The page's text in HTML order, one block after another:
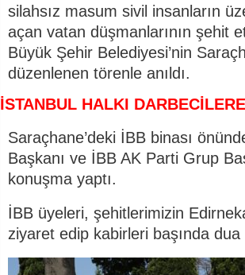
silahsız masum sivil insanların
açan vatan düşmanlarının şehit
Büyük Şehir Belediyesi’nin
düzenlenen törenle anıldı.
İSTANBUL HALKI
Saraçhane’deki İBB binası
Başkanı ve İBB AK Parti Grup
konuşma yaptı.
İBB üyeleri, şehitlerimizin
ziyaret edip kabirleri başında dua